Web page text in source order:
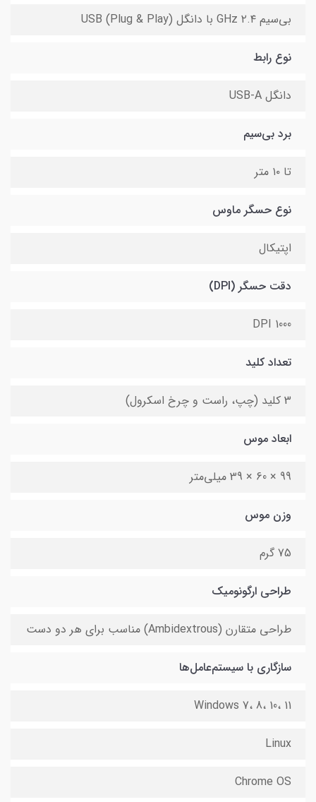
بی‌سیم ۲.۴ GHz با دانگل USB (Plug & Play)
نوع رابط
دانگل USB-A
برد بی‌سیم
تا ۱۰ متر
نوع حسگر ماوس
اپتیکال
دقت حسگر (DPI)
1000 DPI
تعداد کلید
3 کلید (چپ، راست و چرخ اسکرول)
ابعاد موس
99 × 60 × 39 میلی‌متر
وزن موس
75 گرم
طراحی ارگونومیک
طراحی متقارن (Ambidextrous) مناسب برای هر دو دست
سازگاری با سیستم‌عامل‌ها
Windows 7، 8، 10، 11
Linux
Chrome OS